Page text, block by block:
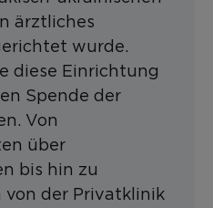
ärztliches
wurde.
diese Einrichtung
Spende der
Von
über
bis hin zu
der Privatklinik